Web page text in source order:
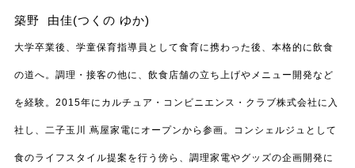
築野 由佳(つくの ゆか)
大学卒業後、学童保育指導員として食育に携わった後、本格的に飲食
の道へ。調理・接客の他に、飲食店舗の立ち上げやメニュー開発など
を経験。2015年にカルチュア・コンビニエンス・クラブ株式会社に入
社し、二子玉川 蔦屋家電にオープンから参画。コンシェルジュとして
食のライフスタイル提案を行う傍ら、調理家電やグッズの企画開発に